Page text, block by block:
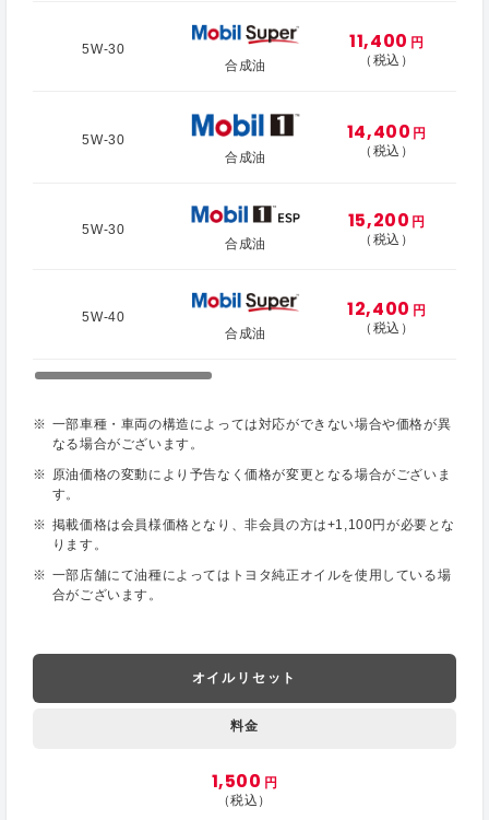
5W-30
合成油
11,400 円
（税込）
5W-30
合成油
14,400 円
（税込）
5W-30
合成油
15,200 円
（税込）
5W-40
合成油
12,400 円
（税込）
一部車種・車両の構造によっては対応ができない場合や価格が異
なる場合がございます。
原油価格の変動により予告なく価格が変更となる場合がございま
す。
掲載価格は会員様価格となり、非会員の方は+1,100円が必要とな
ります。
一部店舗にて油種によってはトヨタ純正オイルを使用している場
合がございます。
オイルリセット
料金
1,500 円
（税込）